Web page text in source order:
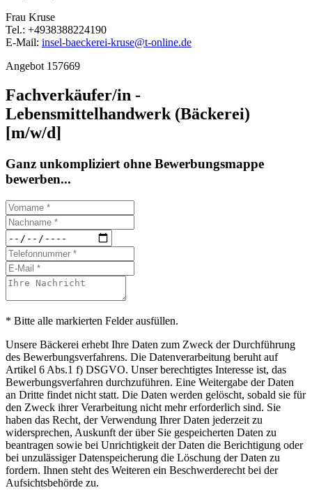
Frau Kruse
Tel.: +4938388224190
E-Mail: insel-baeckerei-kruse@t-online.de
Angebot 157669
Fachverkäufer/in -
Lebensmittelhandwerk (Bäckerei)
[m/w/d]
Ganz unkompliziert ohne Bewerbungsmappe
bewerben...
* Bitte alle markierten Felder ausfüllen.
Unsere Bäckerei erhebt Ihre Daten zum Zweck der Durchführung
des Bewerbungsverfahrens. Die Datenverarbeitung beruht auf
Artikel 6 Abs.1 f) DSGVO. Unser berechtigtes Interesse ist, das
Bewerbungsverfahren durchzuführen. Eine Weitergabe der Daten
an Dritte findet nicht statt. Die Daten werden gelöscht, sobald sie für
den Zweck ihrer Verarbeitung nicht mehr erforderlich sind. Sie
haben das Recht, der Verwendung Ihrer Daten jederzeit zu
widersprechen, Auskunft der über Sie gespeicherten Daten zu
beantragen sowie bei Unrichtigkeit der Daten die Berichtigung oder
bei unzulässiger Datenspeicherung die Löschung der Daten zu
fordern. Ihnen steht des Weiteren ein Beschwerderecht bei der
Aufsichtsbehörde zu.